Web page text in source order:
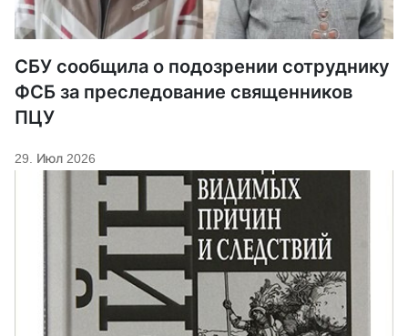
СБУ сообщила о подозрении сотруднику
ФСБ за преследование священников
ПЦУ
29. Июл 2026